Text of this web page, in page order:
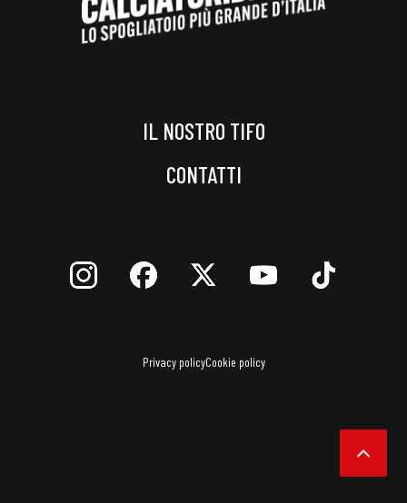
IL NOSTRO TIFO
CONTATTI
Privacy policyCookie policy